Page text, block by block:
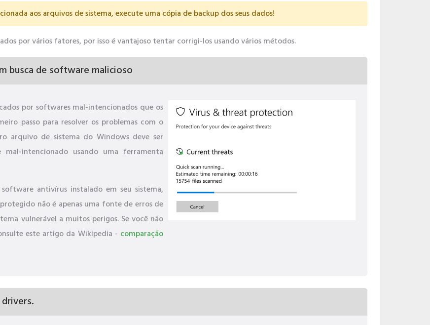
aos arquivos de sistema, execute uma cópia de backup dos seus dados!
​​por vários fatores, por isso é vantajoso tentar corrigi-los usando vários métodos.
busca de software malicioso
por softwares mal-intencionados que os
passo para resolver os problemas com o
arquivo de sistema do Windows deve ser
intencionado usando uma ferramenta
antivírus instalado em seu sistema,
não é apenas uma fonte de erros de
vulnerável a muitos perigos. Se você não
este artigo da Wikipedia - comparação